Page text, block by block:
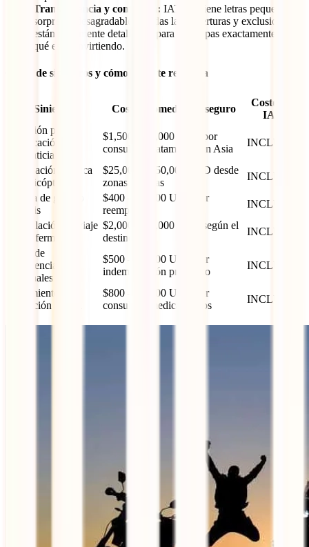
Transparencia y confianza: IATI no tiene letras pequeñas ni
sorpresas desagradables. Todas las coberturas y exclusiones
están claramente detalladas, para que sepas exactamente en
qué estás invirtiendo.
Casos de siniestros y cómo IATI te respalda
Siniestro Costo promedio sin seguro
Costo con
IATI
Atención por
intoxicación
alimenticia
$1,500 – $3,000 USD por
consulta y tratamiento en Asia
INCLUIDO
Evacuación médica
en helicóptero
$25,000 – $50,000 USD desde
zonas remotas
INCLUIDO
Rotura de gafas o
prótesis
$400 – $1,000 USD por
reemplazo
INCLUIDO
Cancelación de viaje
por enfermedad
$2,000 – $4,000 USD según el
destino
INCLUIDO
Robo de
pertenencias
personales
$500 – $1,500 USD por
indemnización promedio
INCLUIDO
Tratamiento por
insolación severa
$800 – $2,000 USD por
consulta y medicamentos
INCLUIDO